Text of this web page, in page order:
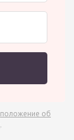
положение об
.